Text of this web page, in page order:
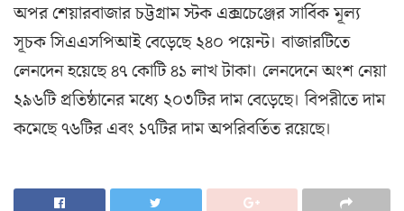
অপর শেয়ারবাজার চট্টগ্রাম স্টক এক্সচেঞ্জের সার্বিক মূল্য
সূচক সিএএসপিআই বেড়েছে ২৪০ পয়েন্ট। বাজারটিতে
লেনদেন হয়েছে ৪৭ কোটি ৪১ লাখ টাকা। লেনদেনে অংশ নেয়া
২৯৬টি প্রতিষ্ঠানের মধ্যে ২০৩টির দাম বেড়েছে। বিপরীতে দাম
কমেছে ৭৬টির এবং ১৭টির দাম অপরিবর্তিত রয়েছে।